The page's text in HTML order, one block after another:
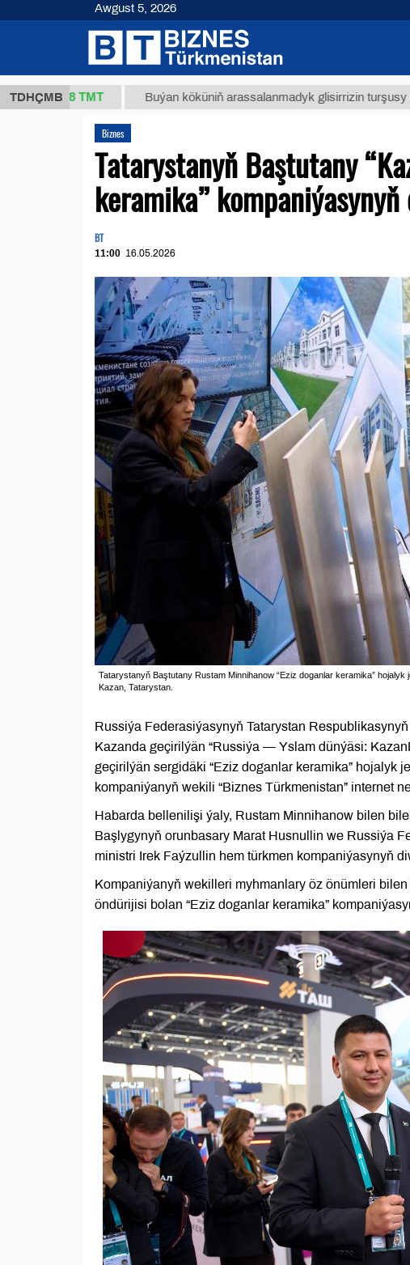
TDHÇMB
ТМТ Buýan köküniň arassalanmadyk glisirrizin turşusy (t.)
Biznes
Tatarystanyň Baştutany
keramika”
BT
11:00 16.05.2026
Tatarystanyň Baştutany Rustam Minnihanow “Eziz doganlar keramika”
Kazan, Tatarystan.
Russiýa Federasiýasynyň Tatarystan
Kazanda geçirilýän “Russiýa — Yslam dünýäsi:
geçirilýän sergidäki “Eziz doganlar keramika” hojalyk
kompaniýanyň wekili “Biznes Türkmenistan” internet
Habarda bellenilişi ýaly, Rustam Minnihanow bilen
Başlygynyň orunbasary Marat Husnullin we Russiýa
ministri Irek Faýzullin hem türkmen kompaniýasynyň
Kompaniýanyň wekilleri myhmanlary öz önümleri
öndürijisi bolan “Eziz doganlar keramika”
Awgust 5, 2026